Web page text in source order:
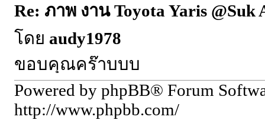
Re: ภาพ งาน Toyota Yaris
โดย audy1978
ขอบคุณคร๊าบบบ
Powered by phpBB® Forum
http://www.phpbb.com/